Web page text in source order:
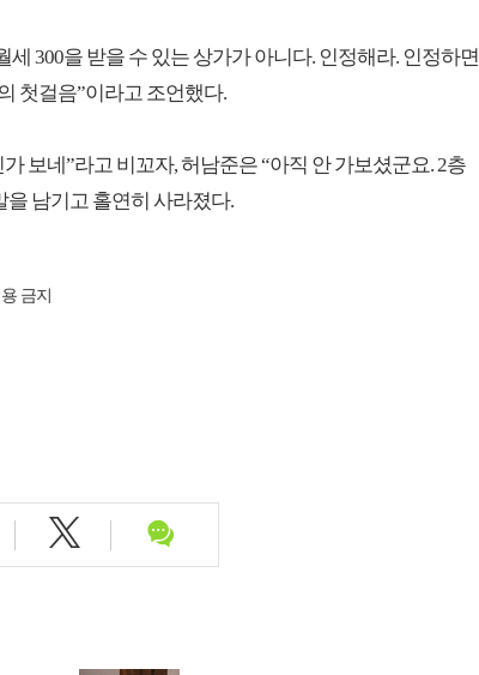
300을 받을 수 있는 상가가 아니다. 인정해라. 인정하면
첫걸음”이라고 조언했다.
보네”라고 비꼬자, 허남준은 “아직 안 가보셨군요. 2층
을 남기고 홀연히 사라졌다.
금지